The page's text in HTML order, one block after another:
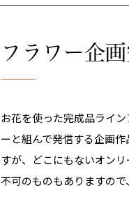
フラワー企
お花を使った完成品ライ
ーと組んで発信する企画
すが、どこにもないオン
不可のものもありますの